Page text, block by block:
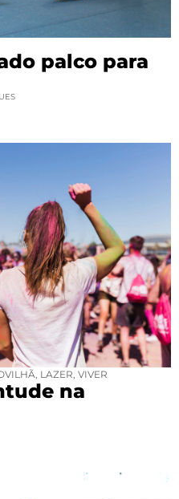
palco para
, LAZER, VIVER
na